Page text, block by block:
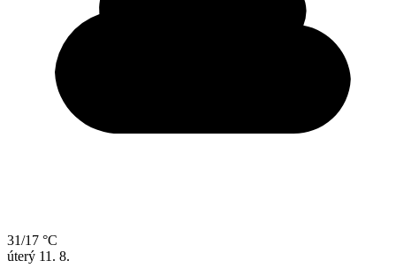
31/17 °C
úterý 11. 8.